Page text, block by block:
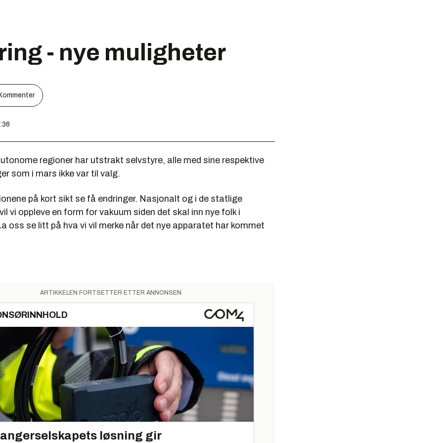
- nye muligheter
regioner har utstrakt selvstyre, alle med sine respektive
som i mars ikke var til valg.
på kort sikt se få endringer. Nasjonalt og i de statlige
vi oppleve en form for vakuum siden det skal inn nye folk i
oss se litt på hva vi vil merke når det nye apparatet har kommet
ARTIKKELEN FORTSETTER ETTER ANNONSEN
løsning gir